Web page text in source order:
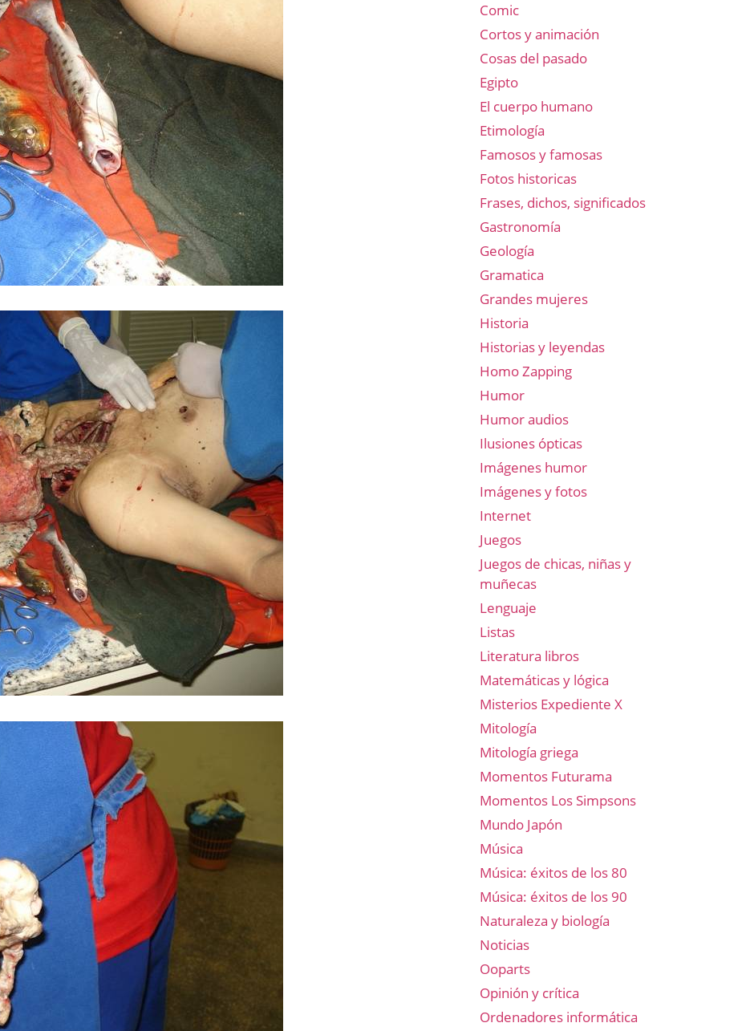
Comic
Cortos y animación
Cosas del pasado
Egipto
El cuerpo humano
Etimología
Famosos y famosas
Fotos historicas
Frases, dichos, significados
Gastronomía
Geología
Gramatica
Grandes mujeres
Historia
Historias y leyendas
Homo Zapping
Humor
Humor audios
Ilusiones ópticas
Imágenes humor
Imágenes y fotos
Internet
Juegos
Juegos de chicas, niñas y
muñecas
Lenguaje
Listas
Literatura libros
Matemáticas y lógica
Misterios Expediente X
Mitología
Mitología griega
Momentos Futurama
Momentos Los Simpsons
Mundo Japón
Música
Música: éxitos de los 80
Música: éxitos de los 90
Naturaleza y biología
Noticias
Ooparts
Opinión y crítica
Ordenadores informática